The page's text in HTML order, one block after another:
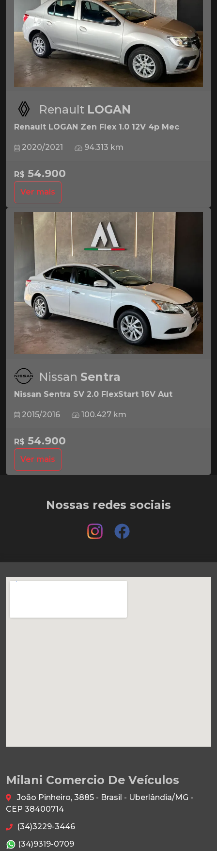
Renault LOGAN
Renault LOGAN Zen Flex 1.0 12V 4p Mec
2020/2021 94.313 km
R$ 54.900
Ver mais
Nissan Sentra
Nissan Sentra SV 2.0 FlexStart 16V Aut
2015/2016 100.427 km
R$ 54.900
Ver mais
Nossas redes sociais
Milani Comercio De Veículos
João Pinheiro, 3885 - Brasil - Uberlândia/MG -
CEP 38400714
(34)3229-3446
(34)9319-0709